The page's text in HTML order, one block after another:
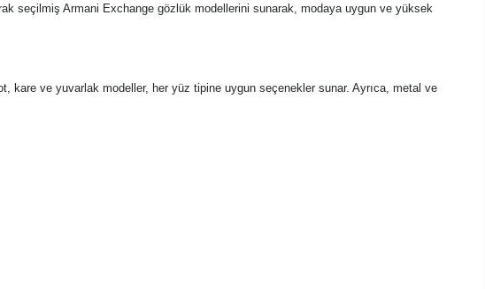
seçilmiş Armani Exchange gözlük modellerini sunarak, modaya uygun ve yüksek
kare ve yuvarlak modeller, her yüz tipine uygun seçenekler sunar. Ayrıca, metal ve